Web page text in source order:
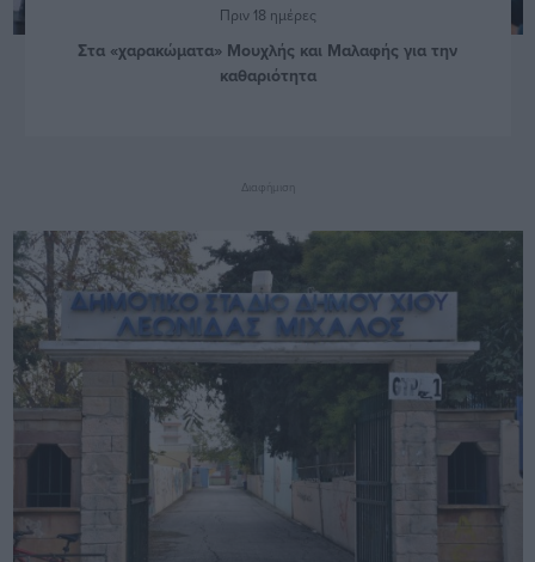
Πριν 18 ημέρες
Στα «χαρακώματα» Μουχλής και Μαλαφής για την
καθαριότητα
Διαφήμιση